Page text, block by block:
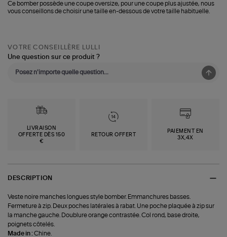
Ce bomber possède une coupe oversize, pour une coupe plus ajustée, nous
vous conseillons de choisir une taille en-dessous de votre taille habituelle.
VOTRE CONSEILLÈRE LULLI
Une question sur ce produit ?
LIVRAISON
OFFERTE DÈS 150
€
RETOUR OFFERT
PAIEMENT EN
3X,4X
DESCRIPTION
Veste noire manches longues style bomber. Emmanchures basses.
Fermeture à zip. Deux poches latérales à rabat. Une poche plaquée à zip sur
la manche gauche. Doublure orange contrastée. Col rond, base droite,
poignets côtelés.
Made in :Chine.